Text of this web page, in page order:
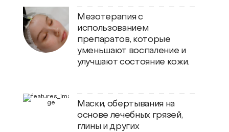
Мезотерапия с
использованием
препаратов, которые
уменьшают воспаление и
улучшают состояние кожи.
Маски, обертывания на
основе лечебных грязей,
глины и других